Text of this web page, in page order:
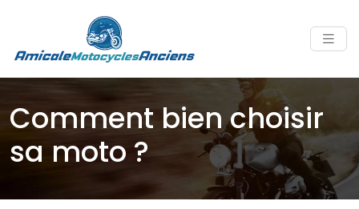
Comment bien choisir
sa moto ?